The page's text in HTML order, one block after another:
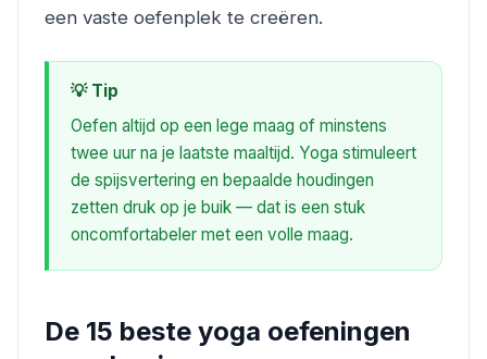
een vaste oefenplek te creëren.
💡 Tip
Oefen altijd op een lege maag of minstens
twee uur na je laatste maaltijd. Yoga stimuleert
de spijsvertering en bepaalde houdingen
zetten druk op je buik — dat is een stuk
oncomfortabeler met een volle maag.
De 15 beste yoga oefeningen